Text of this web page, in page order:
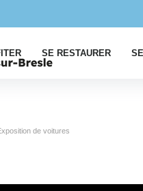
SE RESTAURER
de voitures